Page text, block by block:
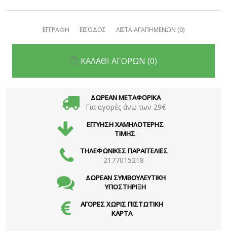
ΕΓΓΡΑΦΗ ΕΙΣΟΔΟΣ ΛΙΣΤΑ ΑΓΑΠΗΜΕΝΩΝ (0)
ΚΑΛΑΘΙ ΑΓΟΡΩΝ (0)
ΔΩΡΕΑΝ ΜΕΤΑΦΟΡΙΚΑ
Για αγορές άνω των 29€
ΕΓΓΥΗΣΗ ΧΑΜΗΛΟΤΕΡΗΣ
ΤΙΜΗΣ
ΤΗΛΕΦΩΝΙΚΕΣ ΠΑΡΑΓΓΕΛΙΕΣ
2177015218
ΔΩΡΕΑΝ ΣΥΜΒΟΥΛΕΥΤΙΚΗ
ΥΠΟΣΤΗΡΙΞΗ
ΑΓΟΡΕΣ ΧΩΡΙΣ ΠΙΣΤΩΤΙΚΗ
ΚΑΡΤΑ